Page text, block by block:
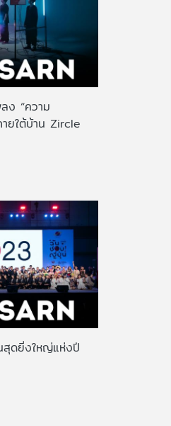
ง “ความ
ยใต้บ้าน Zircle
สุดยิ่งใหญ่แห่งปี